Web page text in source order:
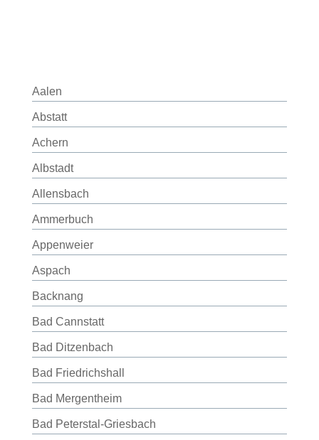
Aalen
Abstatt
Achern
Albstadt
Allensbach
Ammerbuch
Appenweier
Aspach
Backnang
Bad Cannstatt
Bad Ditzenbach
Bad Friedrichshall
Bad Mergentheim
Bad Peterstal-Griesbach